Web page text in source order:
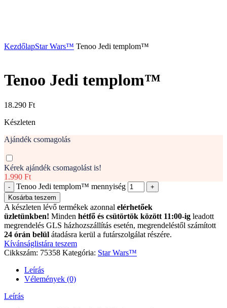
KezdőlapStar Wars™ Tenoo Jedi templom™
Tenoo Jedi templom™
18.290 Ft
Készleten
Ajándék csomagolás
Kérek ajándék csomagolást is!
1.990 Ft
Tenoo Jedi templom™ mennyiség
Kosárba teszem
A készleten lévő termékek azonnal elérhetőek
üzletünkben! Minden hétfő és csütörtök között 11:00-ig leadott
megrendelés GLS házhozszállítás esetén, megrendeléstől számított
24 órán belül átadásra kerül a futárszolgálat részére.
Kívánságlistára teszem
Cikkszám: 75358 Kategória: Star Wars™
Leírás
Vélemények (0)
Leírás